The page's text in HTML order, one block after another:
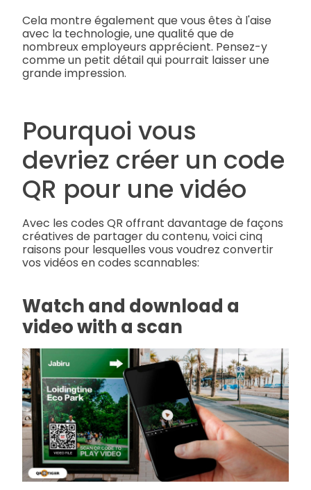
Cela montre également que vous êtes à l'aise
avec la technologie, une qualité que de
nombreux employeurs apprécient. Pensez-y
comme un petit détail qui pourrait laisser une
grande impression.
Pourquoi vous
devriez créer un code
QR pour une vidéo
Avec les codes QR offrant davantage de façons
créatives de partager du contenu, voici cinq
raisons pour lesquelles vous voudrez convertir
vos vidéos en codes scannables:
Watch and download a
video with a scan